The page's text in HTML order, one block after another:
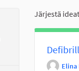
Järjestä
Elina